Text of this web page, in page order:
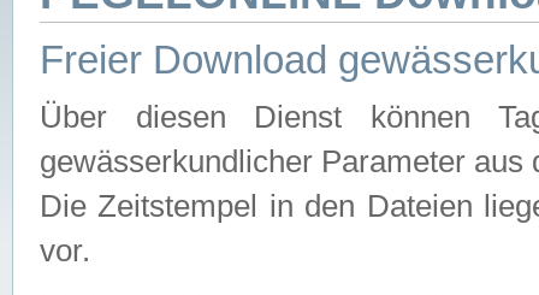
Freier Download
Über diesen Dienst können
gewässerkundlicher Parameter aus
Die Zeitstempel in den Dateien
vor.